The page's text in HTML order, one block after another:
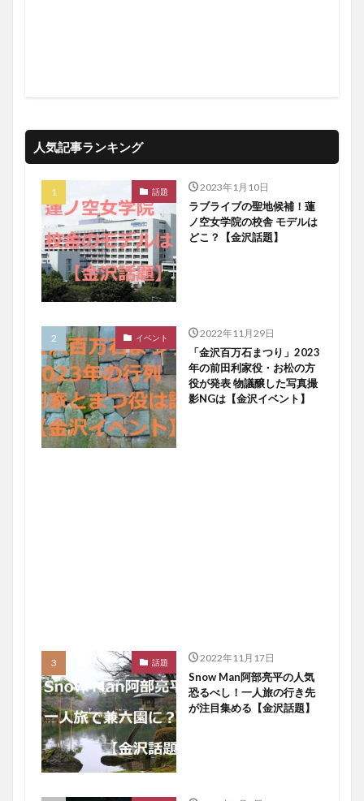
人気記事ランキング
話題 2023年1月10日
ラブライブの聖地候補！蓮
ノ空女学院の校舎 モデルは
どこ？【金沢話題】
イベント 2022年11月29日
「金沢百万石まつり」2023
年の前田利家役・お松の方
役が発表 物議醸した写真撮
影NGは【金沢イベント】
話題 2022年11月17日
Snow Man阿部亮平の人気
恐るべし！一人旅の行き先
が注目集める【金沢話題】